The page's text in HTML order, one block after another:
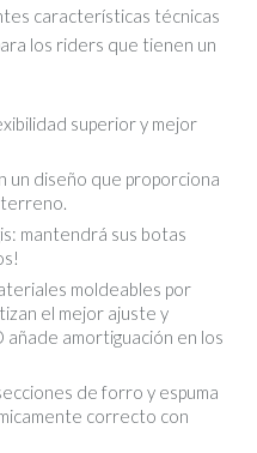
características técnicas
los riders que tienen un
superior y mejor
un diseño que proporciona
terreno.
mantendrá sus botas
moldeables por
el mejor ajuste y
añade amortiguación en los
de forro y espuma
correcto con